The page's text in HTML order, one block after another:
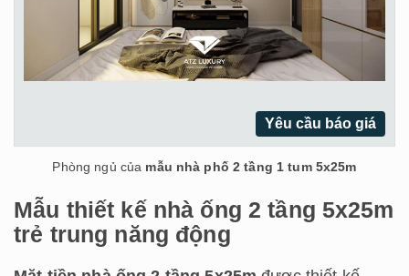
Yêu cầu báo giá
Phòng ngủ của mẫu nhà phố 2 tầng 1 tum 5x25m
Mẫu thiết kế nhà ống 2 tầng 5x25m
trẻ trung năng động